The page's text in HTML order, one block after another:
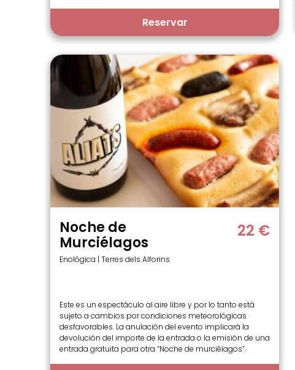
Reservar
Noche de
Murciélagos
Enológica | Terres dels Alforins
22 €
Este es un espectáculo al aire libre y por lo tanto está
sujeto a cambios por condiciones meteorológicas
desfavorables. La anulación del evento implicará la
devolución del importe de la entrada o la emisión de una
entrada gratuita para otra “Noche de murciélagos”.